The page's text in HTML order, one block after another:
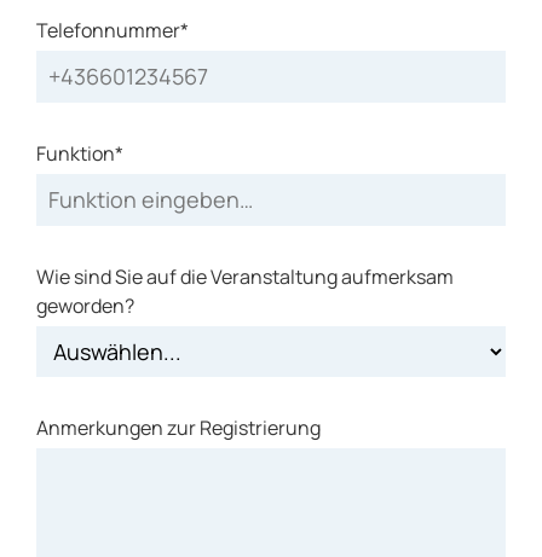
Telefonnummer*
Funktion*
Wie sind Sie auf die Veranstaltung aufmerksam
geworden?
Anmerkungen zur Registrierung